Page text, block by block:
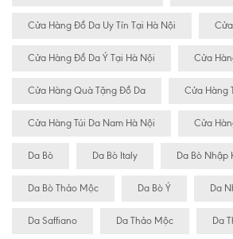
Cửa Hàng Đồ Da Uy Tín Tại Hà Nội
Cửa Hàng Đồ Da Ý Tại Hà Nội Cửa
Cửa Hàng Quà Tặng Đồ Da Cửa Hàng
Cửa Hàng Túi Da Nam Hà Nội Cửa
Da Bò Da Bò Italy Da Bò Nhập
Da Bò Thảo Mộc Da Bò Ý Da
Da Saffiano Da Thảo Mộc Da